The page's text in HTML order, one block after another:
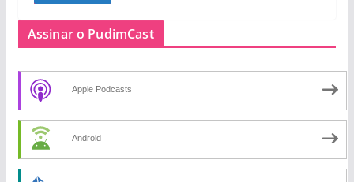
Assinar o PudimCast
Apple Podcasts
Android